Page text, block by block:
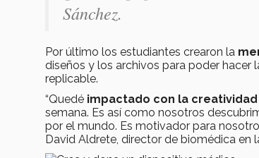
Sánchez.
Por último los estudiantes crearon la
diseños y los archivos para poder hacer
replicable.
“Quedé impactado con la
semana. Es así como nosotros
por el mundo. Es motivador para
David Aldrete, director de biomédica en